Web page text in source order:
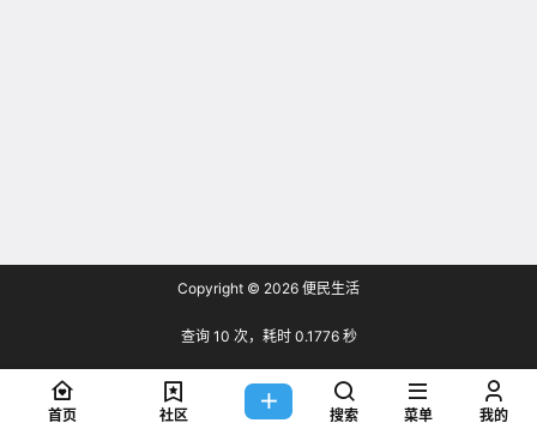
Copyright © 2026 便民生活
查询 10 次，耗时 0.1776 秒
首页 社区 搜索 菜单 我的